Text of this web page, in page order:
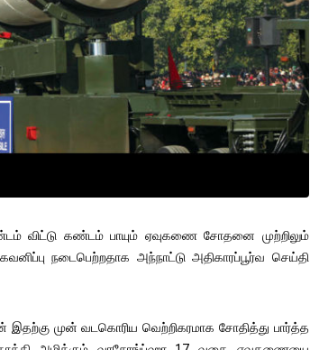
விட்டு கண்டம் பாயும் ஏவுகணை சோதனை முற்றிலும்
நடைபெற்றதாக அந்நாட்டு அதிகாரப்பூர்வ செய்தி
இதற்கு முன் வடகொரிய வெற்றிகரமாக சோதித்து பார்த்த